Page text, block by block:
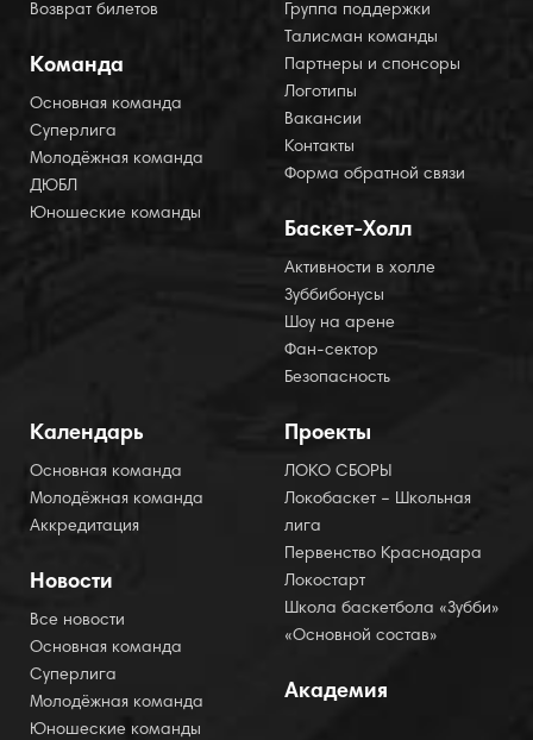
Возврат билетов
Команда
Основная команда
Суперлига
Молодёжная команда
ДЮБЛ
Юношеские команды
Группа поддержки
Талисман команды
Партнеры и спонсоры
Логотипы
Вакансии
Контакты
Форма обратной связи
Баскет-Холл
Активности в холле
Зуббибонусы
Шоу на арене
Фан-сектор
Безопасность
Календарь
Основная команда
Молодёжная команда
Аккредитация
Новости
Все новости
Основная команда
Суперлига
Молодёжная команда
Юношеские команды
Проекты
ЛОКО СБОРЫ
Локобаскет – Школьная
лига
Первенство Краснодара
Локостарт
Школа баскетбола «Зубби»
«Основной состав»
Академия